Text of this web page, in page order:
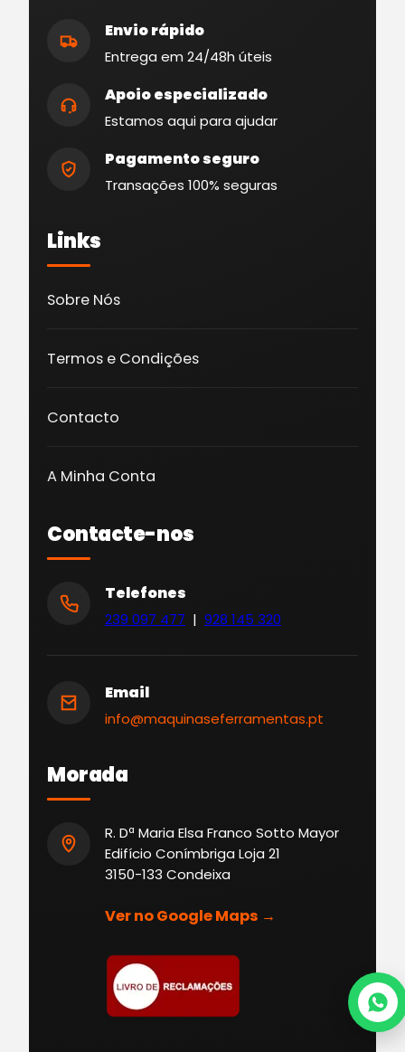
Envio rápido
Entrega em 24/48h úteis
Apoio especializado
Estamos aqui para ajudar
Pagamento seguro
Transações 100% seguras
Links
Sobre Nós
Termos e Condições
Contacto
A Minha Conta
Contacte-nos
Telefones
239 097 477 | 928 145 320
Email
info@maquinaseferramentas.pt
Morada
R. Dª Maria Elsa Franco Sotto Mayor
Edifício Conímbriga Loja 21
3150-133 Condeixa
Ver no Google Maps →